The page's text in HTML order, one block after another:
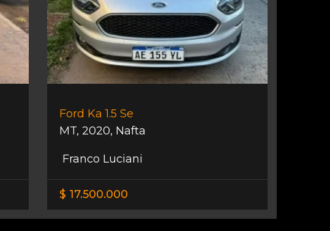
Ford Ka 1.5 Se
MT, 2020, Nafta
Franco Luciani
$ 17.500.000